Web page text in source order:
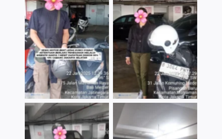
TNo Caption TNo Caption